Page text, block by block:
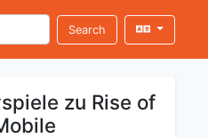
Search
zu Rise of